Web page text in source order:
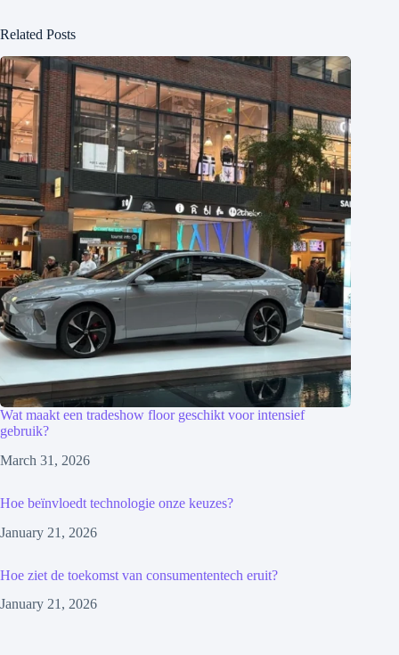
Related Posts
Wat maakt een tradeshow floor geschikt voor intensief
gebruik?
March 31, 2026
Hoe beïnvloedt technologie onze keuzes?
January 21, 2026
Hoe ziet de toekomst van consumententech eruit?
January 21, 2026